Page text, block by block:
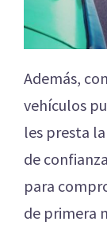
Además,
vehículos
les presta
de
para
de primera